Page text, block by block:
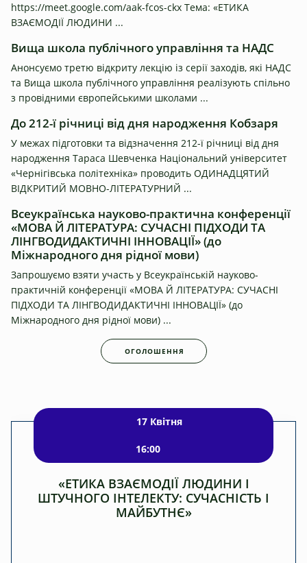
https://meet.google.com/aak-fcos-ckx Тема: «ЕТИКА
ВЗАЄМОДІЇ ЛЮДИНИ ...
Вища школа публічного управління та НАДС
Анонсуємо третю відкриту лекцію із серії заходів, які НАДС
та Вища школа публічного управління реалізують спільно
з провідними європейськими школами ...
До 212-ї річниці від дня народження Кобзаря
У межах підготовки та відзначення 212-ї річниці від дня
народження Тараса Шевченка Національний університет
«Чернігівська політехніка» проводить ОДИНАДЦЯТИЙ
ВІДКРИТИЙ МОВНО-ЛІТЕРАТУРНИЙ ...
Всеукраїнська науково-практична конференції
«МОВА Й ЛІТЕРАТУРА: СУЧАСНІ ПІДХОДИ ТА
ЛІНГВОДИДАКТИЧНІ ІННОВАЦІЇ» (до
Міжнародного дня рідної мови)
Запрошуємо взяти участь у Всеукраїнській науково-
практичній конференції «МОВА Й ЛІТЕРАТУРА: СУЧАСНІ
ПІДХОДИ ТА ЛІНГВОДИДАКТИЧНІ ІННОВАЦІЇ» (до
Міжнародного дня рідної мови) ...
ОГОЛОШЕННЯ
Події 17 Квітня
16:00
«ЕТИКА ВЗАЄМОДІЇ ЛЮДИНИ І
ШТУЧНОГО ІНТЕЛЕКТУ: СУЧАСНІСТЬ І
МАЙБУТНЄ»